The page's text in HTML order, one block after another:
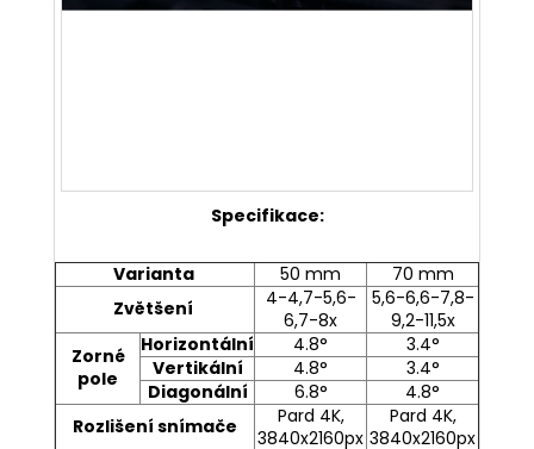
Specifikace:
Varianta 50 mm
70 mm
Zvětšení
4-4,7-5,6-
6,7-8x
5,6-6,6-7,8-
9,2-11,5x
Zorné
pole
Horizontální 4.8°
3.4°
Vertikální
4.8°
3.4°
Diagonální
6.8°
4.8°
Rozlišení snímače
Pard 4K,
3840x2160px
Pard 4K,
3840x2160px